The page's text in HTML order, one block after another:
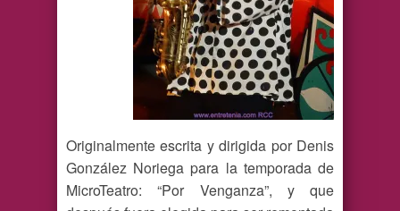
Originalmente escrita y dirigida por Denis
González Noriega para la temporada de
MicroTeatro: “Por Venganza”, y que